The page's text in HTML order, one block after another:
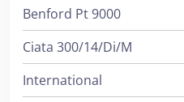
Benford Pt 9000
Ciata 300/14/Di/M
International